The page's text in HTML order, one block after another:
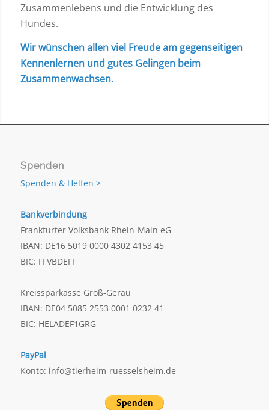
Zusammenlebens und die Entwicklung des
Hundes.
Wir wünschen allen viel Freude am gegenseitigen
Kennenlernen und gutes Gelingen beim
Zusammenwachsen.
Spenden
Spenden & Helfen >
Bankverbindung
Frankfurter Volksbank Rhein-Main eG
IBAN: DE16 5019 0000 4302 4153 45
BIC: FFVBDEFF
Kreissparkasse Groß-Gerau
IBAN: DE04 5085 2553 0001 0232 41
BIC: HELADEF1GRG
PayPal
Konto: info@tierheim-ruesselsheim.de